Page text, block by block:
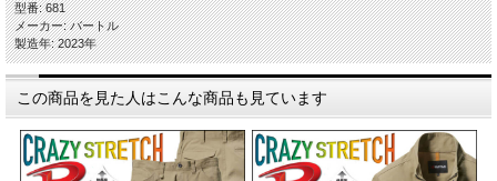
型番: 681
メーカー: バートル
製造年: 2023年
この商品を見た人はこんな商品も見ています